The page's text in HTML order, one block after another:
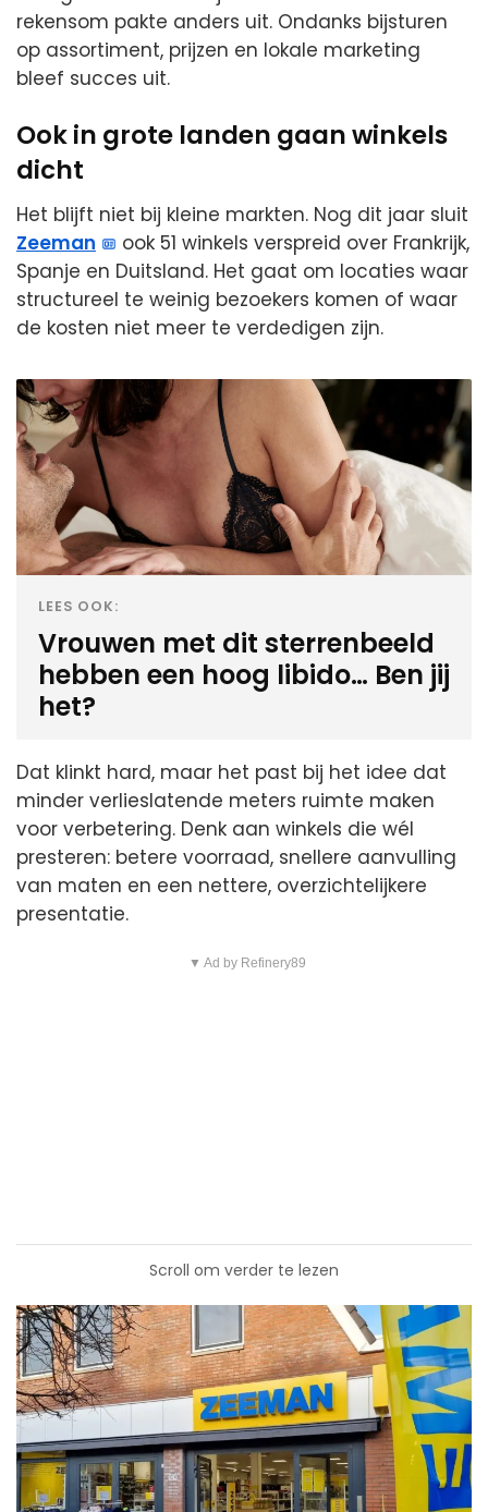
rekensom pakte anders uit. Ondanks bijsturen
op assortiment, prijzen en lokale marketing
bleef succes uit.
Ook in grote landen gaan winkels
dicht
Het blijft niet bij kleine markten. Nog dit jaar sluit
Zeeman
ook 51 winkels verspreid over Frankrijk,
Spanje en Duitsland. Het gaat om locaties waar
structureel te weinig bezoekers komen of waar
de kosten niet meer te verdedigen zijn.
LEES OOK:
Vrouwen met dit sterrenbeeld
hebben een hoog libido… Ben jij
het?
Dat klinkt hard, maar het past bij het idee dat
minder verlieslatende meters ruimte maken
voor verbetering. Denk aan winkels die wél
presteren: betere voorraad, snellere aanvulling
van maten en een nettere, overzichtelijkere
presentatie.
▼ Ad by Refinery89
Scroll om verder te lezen